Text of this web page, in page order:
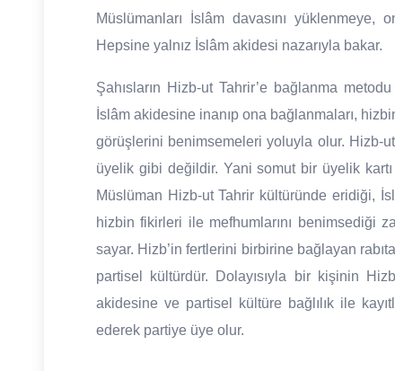
Müslümanları İslâm davasını yüklenmeye,
Hepsine yalnız İslâm akidesi nazarıyla bakar.
Şahısların Hizb-ut Tahrir’e bağlanma
İslâm akidesine inanıp ona bağlanmaları,
görüşlerini benimsemeleri yoluyla olur. Hizb-
üyelik gibi değildir. Yani somut bir üyelik
Müslüman Hizb-ut Tahrir kültüründe eridiği,
hizbin fikirleri ile mefhumlarını benimsediği
sayar. Hizb’in fertlerini birbirine bağlayan
partisel kültürdür. Dolayısıyla bir kişinin
akidesine ve partisel kültüre bağlılık ile
ederek partiye üye olur.